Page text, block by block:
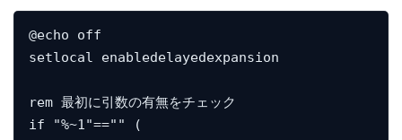
@echo off
setlocal enabledelayedexpansion
rem 最初に引数の有無をチェック
if "%~1"=="" (